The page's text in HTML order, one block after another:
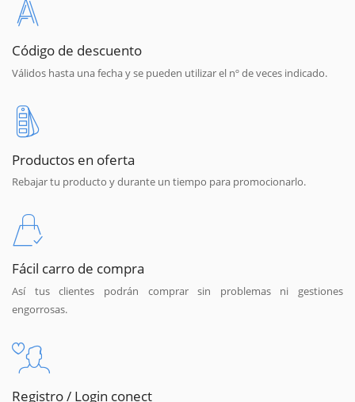
Código de descuento
Válidos hasta una fecha y se pueden utilizar el nº de veces indicado.
Productos en oferta
Rebajar tu producto y durante un tiempo para promocionarlo.
Fácil carro de compra
Así tus clientes podrán comprar sin problemas ni gestiones
engorrosas.
Registro / Login conect